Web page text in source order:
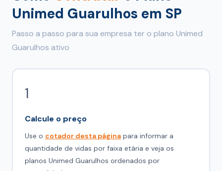
Unimed Guarulhos em SP
Passo a passo para sua empresa ter o plano Unimed
Guarulhos ativo
1
Calcule o preço
Use o cotador desta página para informar a
quantidade de vidas por faixa etária e veja os
planos Unimed Guarulhos ordenados por